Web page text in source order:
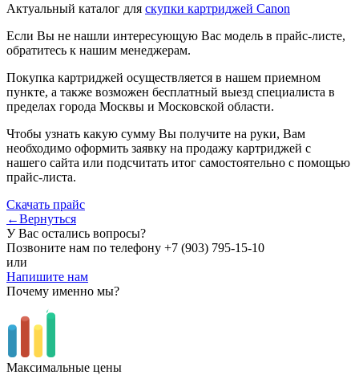
Актуальный каталог для скупки картриджей Canon
Если Вы не нашли интересующую Вас модель в прайс-листе,
обратитесь к нашим менеджерам.
Покупка картриджей осуществляется в нашем приемном
пункте, а также возможен бесплатный выезд специалиста в
пределах города Москвы и Московской области.
Чтобы узнать какую сумму Вы получите на руки, Вам
необходимо оформить заявку на продажу картриджей с
нашего сайта или подсчитать итог самостоятельно с помощью
прайс-листа.
Скачать прайс
←Вернуться
У Вас остались вопросы?
Позвоните нам по телефону +7 (903) 795-15-10
или
Напишите нам
Почему именно мы?
Максимальные цены